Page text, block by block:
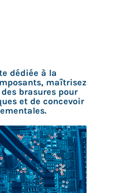
dédiée à la
maîtrisez
brasures pour
et de concevoir